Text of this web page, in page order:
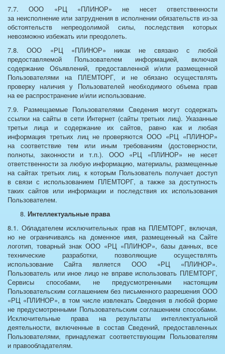
7.7. ООО «РЦ «ПЛИНОР» не несет ответственности
за неисполнение или затруднения в исполнении обязательств из-за
обстоятельств непреодолимой силы, последствия которых
невозможно избежать или преодолеть.
7.8. ООО «РЦ «ПЛИНОР» никак не связано с любой
предоставляемой Пользователем информацией, включая
содержание Объявлений, предоставленной и/или размещенной
Пользователями на ПЛЕМТОРГ, и не обязано осуществлять
проверку наличия у Пользователей необходимого объема прав
на ее распространение и/или использование.
7.9. Размещаемые Пользователями Сведения могут содержать
ссылки на сайты в сети Интернет (сайты третьих лиц). Указанные
третьи лица и содержание их сайтов, равно как и любая
информация третьих лиц не проверяются ООО «РЦ «ПЛИНОР»
на соответствие тем или иным требованиям (достоверности,
полноты, законности и т.п.). ООО «РЦ «ПЛИНОР» не несет
ответственности за любую информацию, материалы, размещенные
на сайтах третьих лиц, к которым Пользователь получает доступ
в связи с использованием ПЛЕМТОРГ, а также за доступность
таких сайтов или информации и последствия их использования
Пользователем.
Интеллектуальные права
8.1. Обладателем исключительных прав на ПЛЕМТОРГ, включая,
но не ограничиваясь на доменное имя, размещенный на Сайте
логотип, товарный знак ООО «РЦ «ПЛИНОР», базы данных, все
технические разработки, позволяющие осуществлять
использование Сайта является ООО «РЦ «ПЛИНОР».
Пользователь или иное лицо не вправе использовать ПЛЕМТОРГ,
Сервисы способами, не предусмотренными настоящим
Пользовательским соглашением без письменного разрешения ООО
«РЦ «ПЛИНОР», в том числе извлекать Сведения в любой форме
не предусмотренными Пользовательским соглашением способами.
Исключительные права на результаты интеллектуальной
деятельности, включенные в состав Сведений, предоставленных
Пользователями, принадлежат соответствующим Пользователям
и правообладателям.